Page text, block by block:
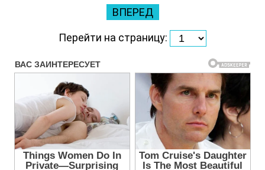
ВПЕРЕД
Перейти на страницу: